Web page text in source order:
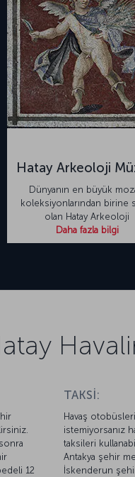
Hatay Arkeoloji
Dünyanın en büyük
koleksiyonlarından birine
olan Hatay Arkeoloji
Daha fazla bilgi
12
TAKSİ:
Havaş
istemiyorsanız
taksileri
Antakya şehir
İskenderun